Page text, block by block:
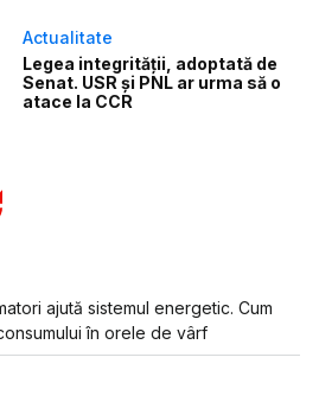
Actualitate
Legea integrității, adoptată de
Senat. USR și PNL ar urma să o
atace la CCR
ajută sistemul energetic. Cum
în orele de vârf